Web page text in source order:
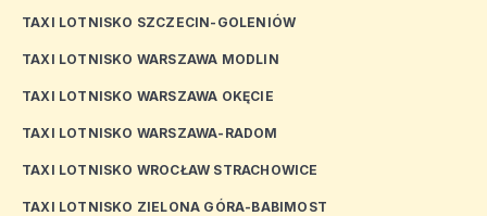
TAXI LOTNISKO SZCZECIN-GOLENIÓW
TAXI LOTNISKO WARSZAWA MODLIN
TAXI LOTNISKO WARSZAWA OKĘCIE
TAXI LOTNISKO WARSZAWA-RADOM
TAXI LOTNISKO WROCŁAW STRACHOWICE
TAXI LOTNISKO ZIELONA GÓRA-BABIMOST